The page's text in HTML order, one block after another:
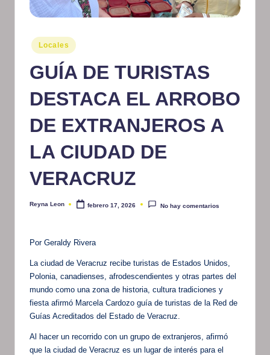
m
at
iv
o
Publicado
en
Locales
GUÍA DE TURISTAS
DESTACA EL ARROBO
DE EXTRANJEROS A
LA CIUDAD DE
VERACRUZ
Publicado
Reyna Leon febrero 17, 2026 No hay comentarios
Por Geraldy Rivera
La ciudad de Veracruz recibe turistas de Estados Unidos,
Polonia, canadienses, afrodescendientes y otras partes del
mundo como una zona de historia, cultura tradiciones y
fiesta afirmó Marcela Cardozo guía de turistas de la Red de
Guías Acreditados del Estado de Veracruz.
Al hacer un recorrido con un grupo de extranjeros, afirmó
que la ciudad de Veracruz es un lugar de interés para el